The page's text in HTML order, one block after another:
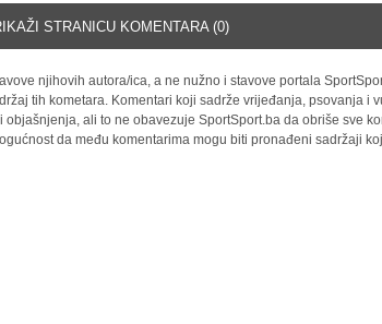
STRANICU KOMENTARA (0)
njihovih autora/ica, a ne nužno i stavove portala
tih kometara. Komentari koji sadrže vrijeđanja, psovanja i
ali to ne obavezuje SportSport.ba da obriše sve
da među komentarima mogu biti pronađeni sadržaji